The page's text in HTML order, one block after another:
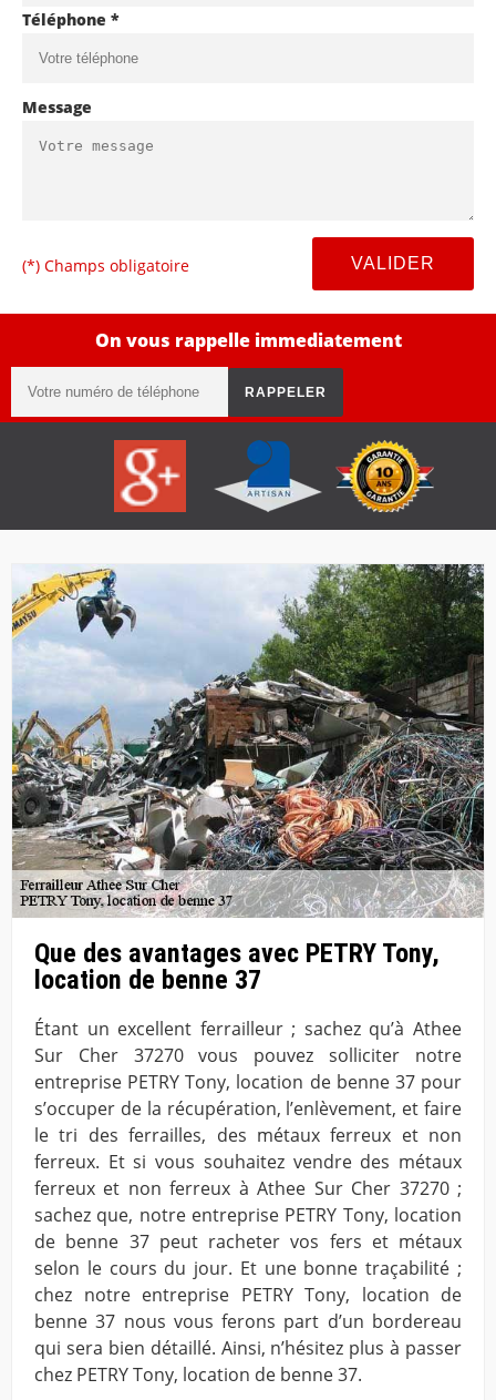
Téléphone *
Message
(*) Champs obligatoire
On vous rappelle immediatement
Que des avantages avec PETRY Tony,
location de benne 37
Étant un excellent ferrailleur ; sachez qu’à Athee
Sur Cher 37270 vous pouvez solliciter notre
entreprise PETRY Tony, location de benne 37 pour
s’occuper de la récupération, l’enlèvement, et faire
le tri des ferrailles, des métaux ferreux et non
ferreux. Et si vous souhaitez vendre des métaux
ferreux et non ferreux à Athee Sur Cher 37270 ;
sachez que, notre entreprise PETRY Tony, location
de benne 37 peut racheter vos fers et métaux
selon le cours du jour. Et une bonne traçabilité ;
chez notre entreprise PETRY Tony, location de
benne 37 nous vous ferons part d’un bordereau
qui sera bien détaillé. Ainsi, n’hésitez plus à passer
chez PETRY Tony, location de benne 37.